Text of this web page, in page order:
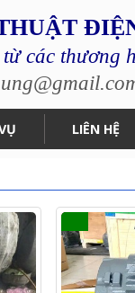
các thương
LIÊN HỆ